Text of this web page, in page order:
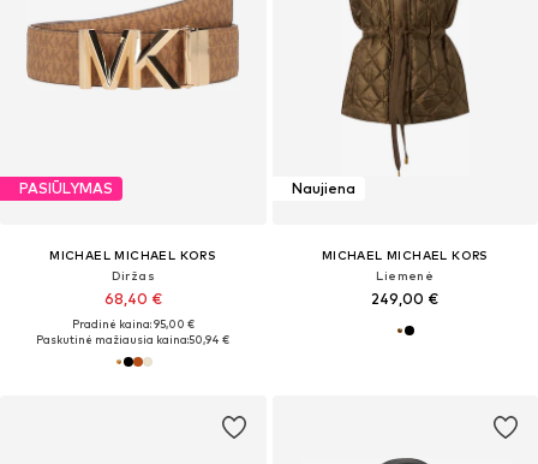
PASIŪLYMAS
MICHAEL MICHAEL KORS
Diržas
68,40 €
Pradinė kaina: 95,00 €
Paskutinė mažiausia kaina:50,94 €
Naujiena
MICHAEL MICHAEL KORS
Liemenė
249,00 €